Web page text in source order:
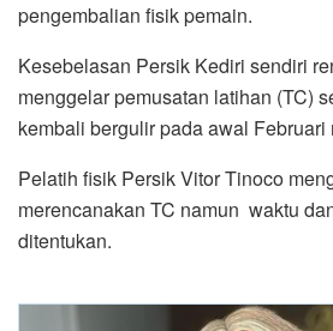
pengembalian fisik pemain.
Kesebelasan Persik Kediri sendiri
menggelar pemusatan latihan (TC)
kembali bergulir pada awal Februari
Pelatih fisik Persik Vitor Tinoco
merencanakan TC namun waktu
ditentukan.